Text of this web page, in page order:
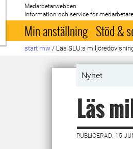
Till startsida
Medarbetarwebben
Information och service för
Min anställning Stöd &
start mw / Läs SLU:s
Nyhet
Läs
PUBLICERAD: 15